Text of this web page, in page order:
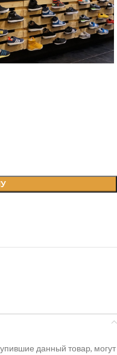
данный товар, могут